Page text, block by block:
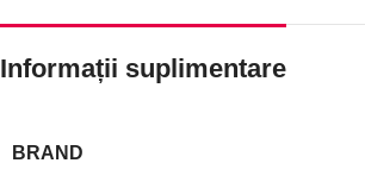
Informații suplimentare
BRAND